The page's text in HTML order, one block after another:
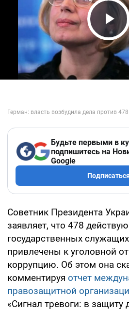
Будьте первыми в
подпишитесь на
Google
Подписаться
Советник Президента
заявляет, что 478
государственных
привлечены к уголовной
коррупцию. Об этом она
комментируя отчет
правозащитной
«Сигнал тревоги: в защиту